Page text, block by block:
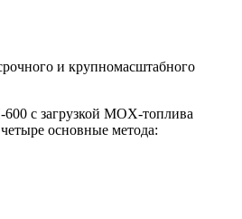
и крупномасштабного
с загрузкой MOX-топлива
основные метода: